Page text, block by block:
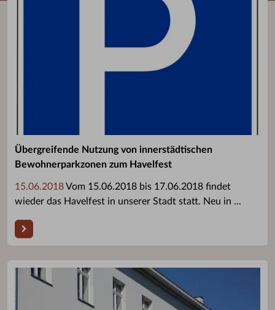
Übergreifende Nutzung von innerstädtischen
Bewohnerparkzonen zum Havelfest
15.06.2018Vom 15.06.2018 bis 17.06.2018 findet
wieder das Havelfest in unserer Stadt statt. Neu in ...